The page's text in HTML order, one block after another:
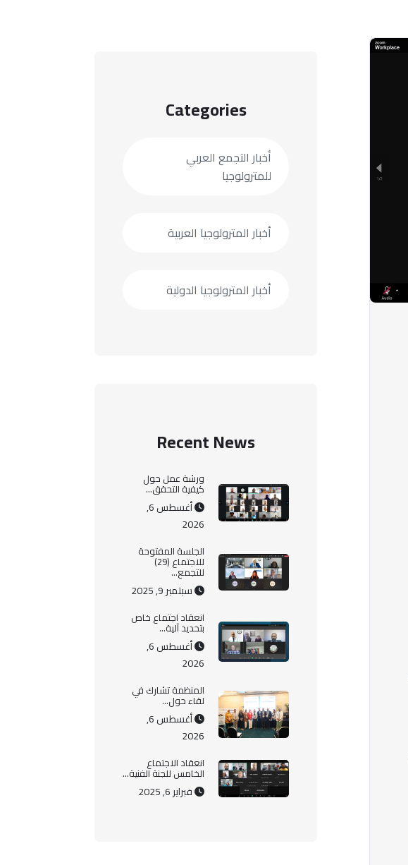
Categories
أخبار التجمع العربي
للمترولوجيا
أخبار المترولوجيا العربية
أخبار المترولوجيا الدولية
Recent News
ورشة عمل حول
كيفية التحقق...
أغسطس 6,
2026
الجلسة المفتوحة
للاجتماع (29)
للتجمع...
سبتمبر 9, 2025
انعقاد اجتماع خاص
بتحديد آلية...
أغسطس 6,
2026
المنظمة تشارك في
لقاء حول...
أغسطس 6,
2026
انعقاد الاجتماع
الخامس للجنة الفنية...
فبراير 6, 2025